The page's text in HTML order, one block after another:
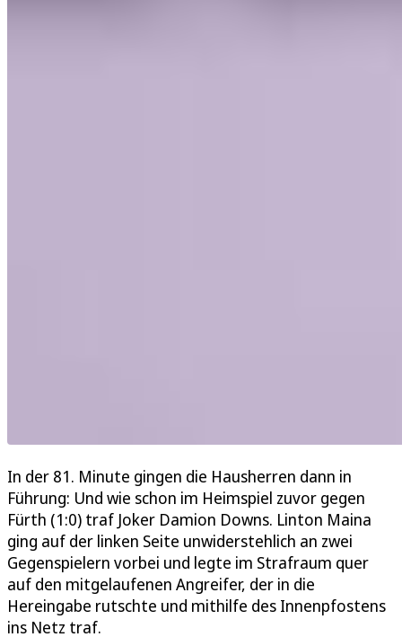
In der 81. Minute gingen die Hausherren dann in
Führung: Und wie schon im Heimspiel zuvor gegen
Fürth (1:0) traf Joker Damion Downs. Linton Maina
ging auf der linken Seite unwiderstehlich an zwei
Gegenspielern vorbei und legte im Strafraum quer
auf den mitgelaufenen Angreifer, der in die
Hereingabe rutschte und mithilfe des Innenpfostens
ins Netz traf.